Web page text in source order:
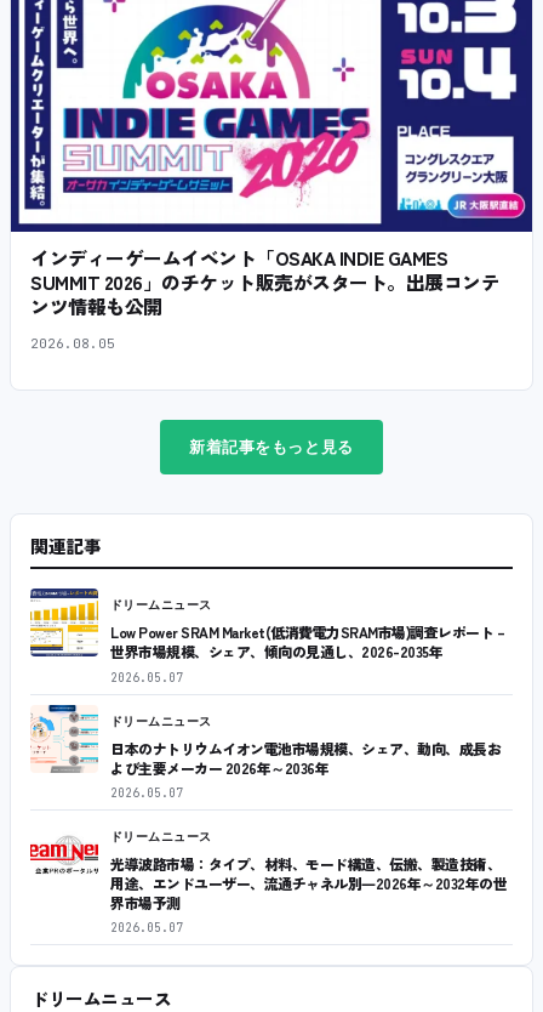
インディーゲームイベント「OSAKA INDIE GAMES
SUMMIT 2026」のチケット販売がスタート。出展コンテ
ンツ情報も公開
2026.08.05
新着記事をもっと見る
関連記事
ドリームニュース
Low Power SRAM Market(低消費電力SRAM市場)調査レポート –
世界市場規模、シェア、傾向の見通し、2026-2035年
2026.05.07
ドリームニュース
日本のナトリウムイオン電池市場規模、シェア、動向、成長お
よび主要メーカー 2026年～2036年
2026.05.07
ドリームニュース
光導波路市場：タイプ、材料、モード構造、伝搬、製造技術、
用途、エンドユーザー、流通チャネル別―2026年～2032年の世
界市場予測
2026.05.07
ドリームニュース